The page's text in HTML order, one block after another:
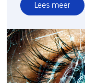
Lees meer
over
Internationale
samenwerking
buiten
Europa